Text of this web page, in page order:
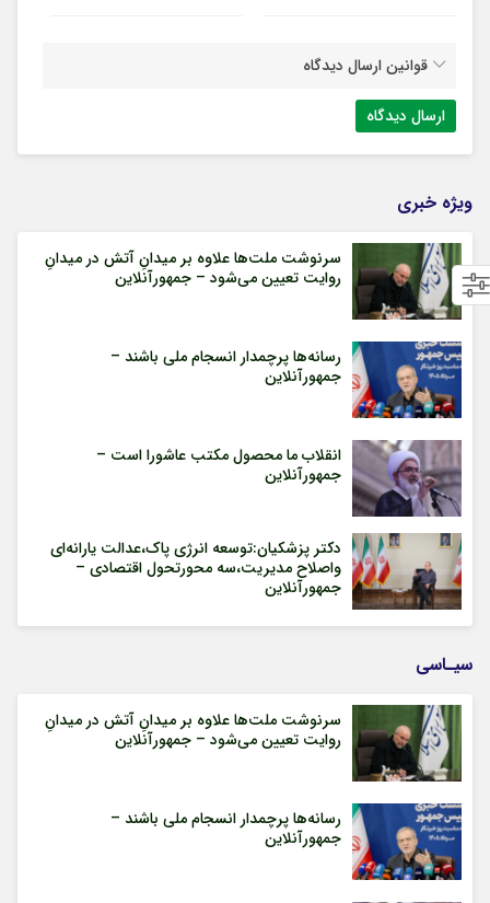
قوانین ارسال دیدگاه
ویژه خبری
سرنوشت ملت‌ها علاوه بر میدانِ آتش در میدانِ
روایت تعیین می‌شود – جمهورآنلاین
رسانه‌ها پرچمدار انسجام ملی باشند –
جمهورآنلاین
انقلاب ما محصول مکتب عاشورا است –
جمهورآنلاین
دکتر پزشکیان:توسعه انرژی پاک،عدالت یارانه‌ای
واصلاح مدیریت،سه محورتحول اقتصادی –
جمهورآنلاین
سیـاسی
سرنوشت ملت‌ها علاوه بر میدانِ آتش در میدانِ
روایت تعیین می‌شود – جمهورآنلاین
رسانه‌ها پرچمدار انسجام ملی باشند –
جمهورآنلاین